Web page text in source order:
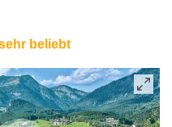
beliebt